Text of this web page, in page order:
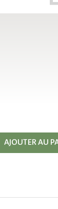
AJOUTER AU